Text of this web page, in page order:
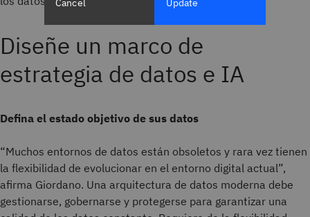
Diseñe un marco de
estrategia de datos e IA
Defina el estado objetivo de sus datos
“Muchos entornos de datos están obsoletos y rara vez tienen
la flexibilidad de evolucionar en el entorno digital actual”,
afirma Giordano. Una arquitectura de datos moderna debe
gestionarse, gobernarse y protegerse para garantizar una
Cancel Update